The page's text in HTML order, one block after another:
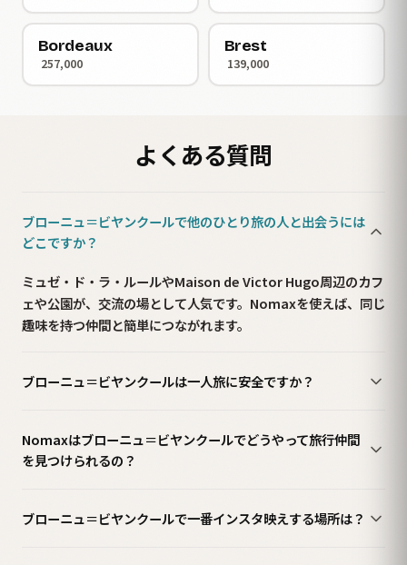
Bordeaux
257,000
Brest
139,000
よくある質問
ブローニュ＝ビヤンクールで他のひとり旅の人と出会うには
どこですか？
ミュゼ・ド・ラ・ルールやMaison de Victor Hugo周辺のカフ
ェや公園が、交流の場として人気です。Nomaxを使えば、同じ
趣味を持つ仲間と簡単につながれます。
ブローニュ＝ビヤンクールは一人旅に安全ですか？
Nomaxはブローニュ＝ビヤンクールでどうやって旅行仲間
を見つけられるの？
ブローニュ＝ビヤンクールで一番インスタ映えする場所は？